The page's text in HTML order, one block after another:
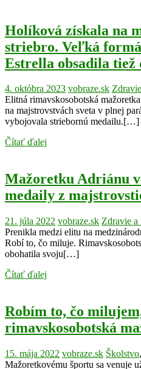
Holíková získala na
striebro. Veľká
Estrella obsadila tiež
4. októbra 2023 vobraze.sk
Elitná rimavskosobotská
na majstrovstvách sveta v plnej
vybojovala striebornú medailu.[…]
Čítať ďalej
Mažoretku Adriánu
medaily z
21. júla 2022 vobraze.sk Zdravie a
Prenikla medzi elitu na
Robí to, čo miluje.
obohatila svoju[…]
Čítať ďalej
Robím to, čo
rimavskosobotská
15. mája 2022 vobraze.sk Školstvo,
Mažoretkovému športu sa venuje